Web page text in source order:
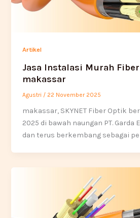
Artikel
Jasa Instalasi Murah
makassar
Agustri / 22 November 2025
makassar, SKYNET Fiber Optik
2025 di bawah naungan PT.
dan terus berkembang sebagai